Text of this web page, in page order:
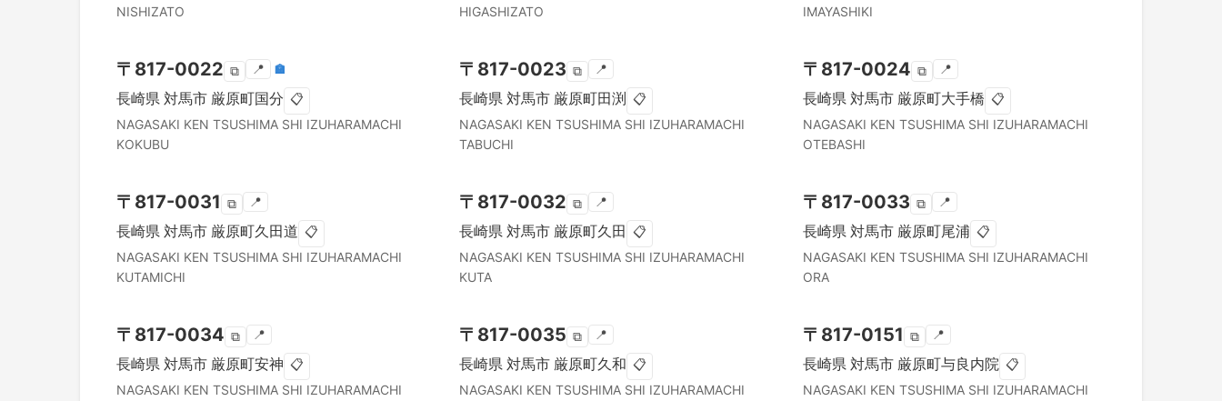
NISHIZATO
HIGASHIZATO
IMAYASHIKI
〒 817-0022 ⧉ 📍 🏣
長崎県 対馬市 厳原町国分 📋
NAGASAKI KEN TSUSHIMA SHI IZUHARAMACHI
KOKUBU
〒 817-0023 ⧉ 📍
長崎県 対馬市 厳原町田渕 📋
NAGASAKI KEN TSUSHIMA SHI IZUHARAMACHI
TABUCHI
〒 817-0024 ⧉ 📍
長崎県 対馬市 厳原町大手橋 📋
NAGASAKI KEN TSUSHIMA SHI IZUHARAMACHI
OTEBASHI
〒 817-0031 ⧉ 📍
長崎県 対馬市 厳原町久田道 📋
NAGASAKI KEN TSUSHIMA SHI IZUHARAMACHI
KUTAMICHI
〒 817-0032 ⧉ 📍
長崎県 対馬市 厳原町久田 📋
NAGASAKI KEN TSUSHIMA SHI IZUHARAMACHI
KUTA
〒 817-0033 ⧉ 📍
長崎県 対馬市 厳原町尾浦 📋
NAGASAKI KEN TSUSHIMA SHI IZUHARAMACHI
ORA
〒 817-0034 ⧉ 📍
長崎県 対馬市 厳原町安神 📋
NAGASAKI KEN TSUSHIMA SHI IZUHARAMACHI
〒 817-0035 ⧉ 📍
長崎県 対馬市 厳原町久和 📋
NAGASAKI KEN TSUSHIMA SHI IZUHARAMACHI
〒 817-0151 ⧉ 📍
長崎県 対馬市 厳原町与良内院 📋
NAGASAKI KEN TSUSHIMA SHI IZUHARAMACHI